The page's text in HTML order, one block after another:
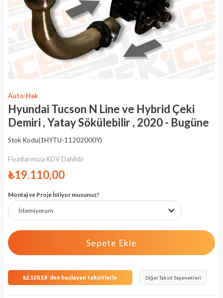
Auto-Hak
Hyundai Tucson N Line ve Hybrid Çeki
Demiri , Yatay Sökülebilir , 2020 - Bugüne
Stok Kodu(1HYTU-11202000Y)
Fiyatlarımıza KDV Dahildir
₺19.110,00
Montaj ve Proje İstiyor musunuz?
₺2.520,18`den başlayan taksitlerle Diğer Taksit Seçenekleri